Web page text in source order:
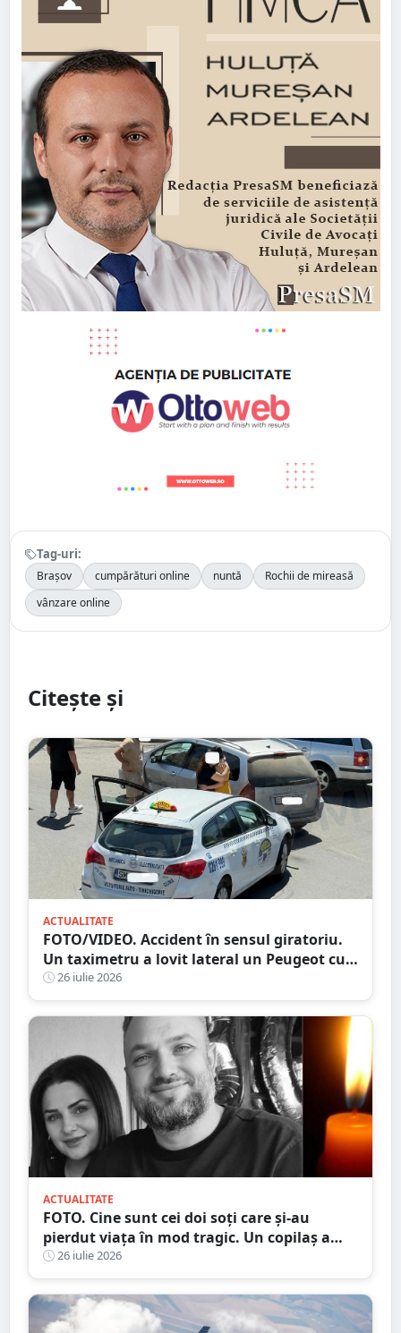
Tag-uri:
Brașov cumpărături online nuntă
Rochii de mireasă
vânzare online
Citește și
ACTUALITATE
FOTO/VIDEO. Accident în sensul giratoriu.
Un taximetru a lovit lateral un Peugeot cu
numere străine. Eternele parlamentări în
mijlocul intersecției
26 iulie 2026
ACTUALITATE
FOTO. Cine sunt cei doi soți care și-au
pierdut viața în mod tragic. Un copilaș a
rămas orfan. Au căzut de pe motocicletă, în
județul vecin
26 iulie 2026